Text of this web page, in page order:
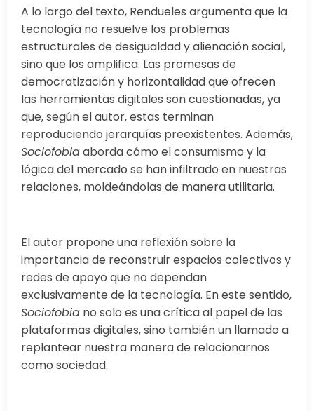
A lo largo del texto, Rendueles argumenta que la
tecnología no resuelve los problemas
estructurales de desigualdad y alienación social,
sino que los amplifica. Las promesas de
democratización y horizontalidad que ofrecen
las herramientas digitales son cuestionadas, ya
que, según el autor, estas terminan
reproduciendo jerarquías preexistentes. Además,
Sociofobiaaborda cómo el consumismo y la
lógica del mercado se han infiltrado en nuestras
relaciones, moldeándolas de manera utilitaria.
El autor propone una reflexión sobre la
importancia de reconstruir espacios colectivos y
redes de apoyo que no dependan
exclusivamente de la tecnología. En este sentido,
Sociofobia no solo es una crítica al papel de las
plataformas digitales, sino también un llamado a
replantear nuestra manera de relacionarnos
como sociedad.